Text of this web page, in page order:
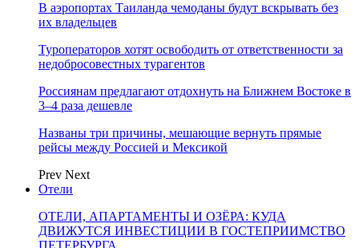
В аэропортах Таиланда чемоданы будут вскрывать без
их владельцев
Туроператоров хотят освободить от ответственности за
недобросовестных турагентов
Россиянам предлагают отдохнуть на Ближнем Востоке в
3–4 раза дешевле
Названы три причины, мешающие вернуть прямые
рейсы между Россией и Мексикой
Prev Next
Отели
ОТЕЛИ, АПАРТАМЕНТЫ И ОЗЁРА: КУДА
ДВИЖУТСЯ ИНВЕСТИЦИИ В ГОСТЕПРИИМСТВО
ПЕТЕРБУРГА